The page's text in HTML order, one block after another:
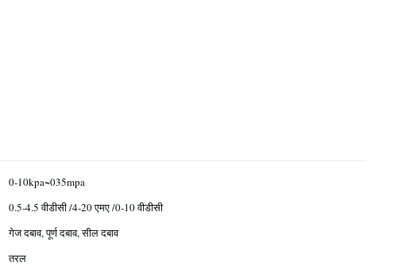
0-10kpa~035mpa
0.5-4.5 वीडीसी /4-20 एमए /0-10 वीडीसी
गेज दबाव, पूर्ण दबाव, सील दबाव
तरल